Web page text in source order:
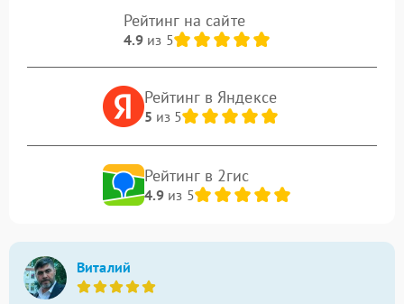
Рейтинг на сайте
4.9из 5
Рейтинг в Яндексе
5 из 5
Рейтинг в 2гис
4.9из 5
Виталий